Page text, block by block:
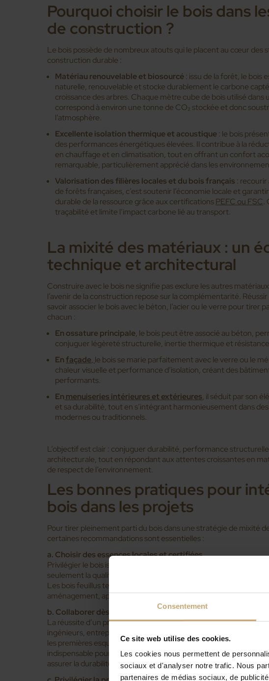
Consentement
Ce site web utilise des cookies.
Les cookies nous permettent de
sociaux et d'analyser notre trafic. Nous
partenaires de médias sociaux, de
Pourquoi choisir le bois dans
de construction ?
Le bois possède de nombreux atouts qui le placent au cœur des
construction durable :
Matériau renouvelable et biosourcé: issu de la forêt, le bois
naturelle, renouvelable et stocke durablement le carbone
croissance des arbres. Chaque mètre cube de bois utilisé dans
correspond à environ une tonne de CO₂ stockée et donc
l’atmosphère.
Excellente isolation thermique et acoustique: le bois
des performances énergétiques élevées. Il contribue à la
en chauffage et en climatisation, tout en offrant un confort
remarquable, particulièrement apprécié dans les
Valorisation des filières locales et du bois français : recourir
de forêts françaises, c’est soutenir l’économie locale et
durable de la ressource grâce aux certificationsPEFC ou FSC.
traçabilité et limite l’impact carbone lié au transport.
La mixité des matériaux : un
technique et architectural
Construire avec le bois ne signifie pas exclure les autres
l’avenir de la construction repose sur la complémentarité. Réussir
savoir associer le bois avec le béton, l’acier ou le verre pour tirer
chacun :
En ossature principale, le bois peut être associé au béton,
conjuguer légèreté structurelle, inertie thermique et
Enfaçade, le bois se marie parfaitement avec le verre ou le
chaleur visuelle et performance d’isolation, créant des
performants.
En menuiseries intérieures et extérieures, il séduit par son
et sa durabilité, tout en s’intégrant harmonieusement dans
modernes ou traditionnels.
L’objectif est clair : conjuguer durabilité, performance
architecturale, tout en répondant aux attentes croissantes en
de respect de l’environnement.
Les bonnes pratiques pour
bois dans les projets
Pour tirer pleinement parti du bois dans une stratégie de mixité
certaines recommandations sont essentielles :
a. Choisir des essences locales et certifiées
Privilégier le bois issu de forêts françaises gérées durablement
seulement la qualité, mais aussi une meilleure valorisation de la
Les bois feuillus tels que le chêne ou le hêtre, utilisés en structure
aménagement, apportent robustesse et noblesse aux
b. Collaborer dès la conception
La réussite d’un projet mixte dépend d’une approche
ingénieurs, entreprises et fabricants de bois doivent travailler main
les premières esquisses. Anticiper les jonctions bois/béton ou
indispensable pour éviter les ponts thermiques, optimiser la
assurer la durabilité de l’ouvrage.